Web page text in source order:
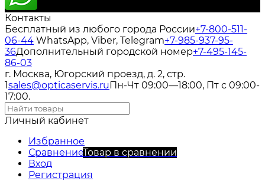
Контакты
Бесплатный из любого города России+7-800-511-
06-44 WhatsApp, Viber, Telegram+7-985-937-95-
36Дополнительный городской номер+7-495-145-
86-03
г. Москва, Югорский проезд, д. 2, стр.
1sales@opticaservis.ruПн-Чт 09:00—18:00, Пт с 09:00-
17:00.
Личный кабинет
Избранное
СравнениеТовар в сравнении
Вход
Регистрация